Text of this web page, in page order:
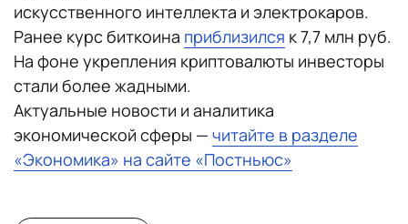
искусственного интеллекта и электрокаров.
Ранее курс биткоина приблизился к 7,7 млн руб.
На фоне укрепления криптовалюты инвесторы
стали более жадными.
Актуальные новости и аналитика
экономической сферы — читайте в разделе
«Экономика» на сайте «Постньюс»